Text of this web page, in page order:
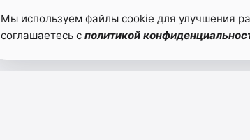
Мы используем файлы cookie для улучшения
соглашаетесь сполитикой